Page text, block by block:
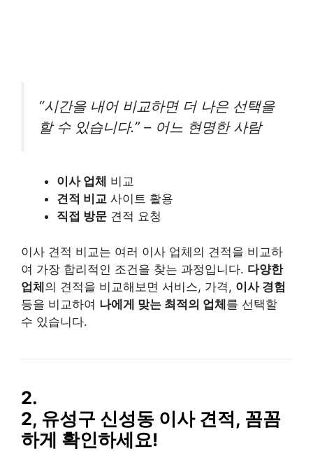
“시간을 내어 비교하면 더 나은 선택을
할 수 있습니다.” – 어느 현명한 사람
이사 업체 비교
견적 비교 사이트 활용
직접 방문 견적 요청
이사 견적 비교는 여러 이사 업체의 견적을 비교하
여 가장 합리적인 조건을 찾는 과정입니다. 다양한
업체의 견적을 비교해보면 서비스, 가격, 이사 경험
등을 비교하여 나에게 맞는 최적의 업체를 선택할
수 있습니다.
2.
2, 유성구 신성동 이사 견적, 꼼꼼
하게 확인하세요!